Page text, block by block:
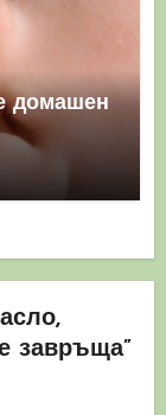
домашен
завръща”